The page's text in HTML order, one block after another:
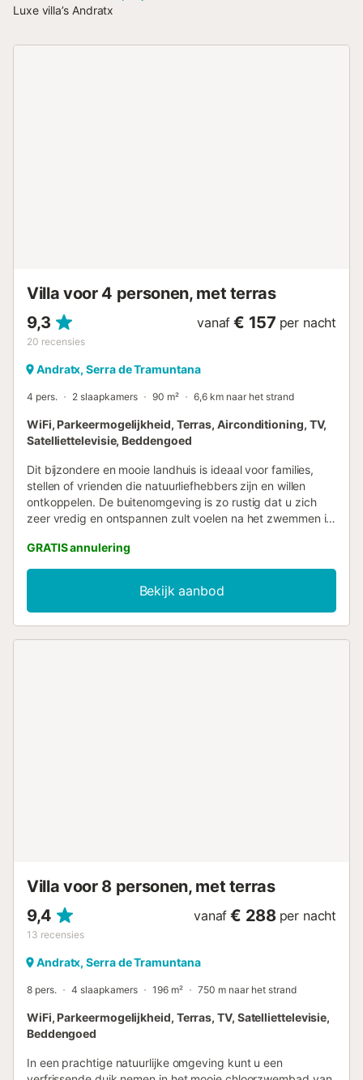
Luxe villa’s Andratx
Villa voor 4 personen, met terras
9,3
20 recensies
vanaf € 157 per nacht
Andratx, Serra de Tramuntana
4 pers. 2 slaapkamers 90 m² 6,6 km naar het strand
WiFi, Parkeermogelijkheid, Terras, Airconditioning, TV,
Satelliettelevisie, Beddengoed
Dit bijzondere en mooie landhuis is ideaal voor families,
stellen of vrienden die natuurliefhebbers zijn en willen
ontkoppelen. De buitenomgeving is zo rustig dat u zich
zeer vredig en ontspannen zult voelen na het zwemmen in
1,70 meter, omringd door een zeer mooie ruimte, perfect
om een heerlijke barbecue te bereiden en te genieten van
een heerlijk diner met uw dierbaren, terwijl u geniet van
een lekker glas typische wijn en de Mallorcaanse bries
voelt. Het terrein is volledig omheind, en in een afgesloten
GRATIS annulering
Bekijk aanbod
Villa voor 8 personen, met terras
9,4
13 recensies
vanaf € 288 per nacht
Andratx, Serra de Tramuntana
8 pers. 4 slaapkamers 196 m² 750 m naar het strand
WiFi, Parkeermogelijkheid, Terras, TV, Satelliettelevisie,
Beddengoed
In een prachtige natuurlijke omgeving kunt u een